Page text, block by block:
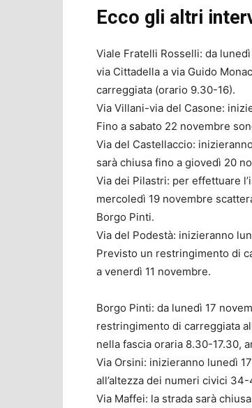
Ecco gli altri
Viale Fratelli Rosselli: da
via Cittadella a via Guido
carreggiata (orario 9.30-16).
Via Villani-via del Casone:
Fino a sabato 22 novembre
Via del Castellaccio:
sarà chiusa fino a giovedì 20
Via dei Pilastri: per effettuare
mercoledì 19 novembre
Borgo Pinti.
Via del Podestà: inizieranno
Previsto un restringimento di
a venerdì 11 novembre.
Borgo Pinti: da lunedì 17
restringimento di carreggiata
nella fascia oraria 8.30-17.30,
Via Orsini: inizieranno lunedì
all’altezza dei numeri civici
Via Maffei: la strada sarà